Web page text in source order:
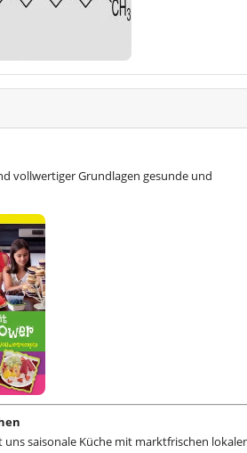
vollwertiger Grundlagen gesunde und
saisonale Küche mit marktfrischen